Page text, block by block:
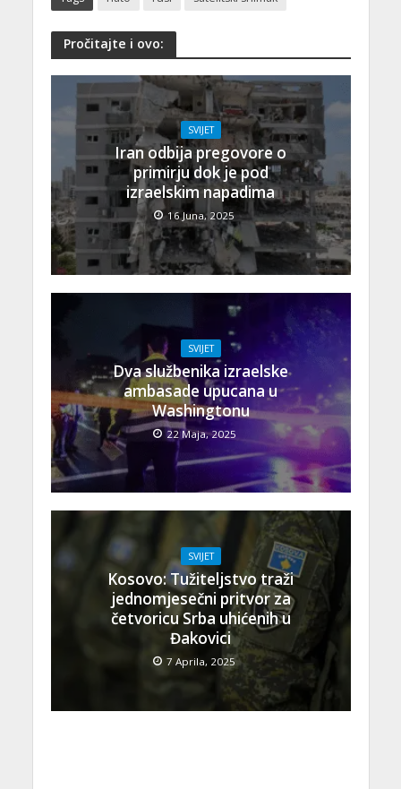
Pročitajte i ovo:
SVIJET
Iran odbija pregovore o
primirju dok je pod
izraelskim napadima
16 Juna, 2025
SVIJET
Dva službenika izraelske
ambasade upucana u
Washingtonu
22 Maja, 2025
SVIJET
Kosovo: Tužiteljstvo traži
jednomjesečni pritvor za
četvoricu Srba uhićenih u
Đakovici
7 Aprila, 2025